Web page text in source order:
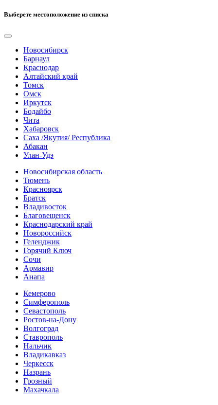
Выберете местоположение из списка
Новосибирск
Барнаул
Краснодар
Алтайский край
Томск
Омск
Иркутск
Бодайбо
Чита
Хабаровск
Саха /Якутия/ Республика
Абакан
Улан-Удэ
Новосибирская область
Тюмень
Красноярск
Братск
Владивосток
Благовещенск
Краснодарский край
Новороссийск
Геленджик
Горячий Ключ
Сочи
Армавир
Анапа
Кемерово
Симферополь
Севастополь
Ростов-на-Дону
Волгоград
Ставрополь
Нальчик
Владикавказ
Черкесск
Назрань
Грозный
Махачкала